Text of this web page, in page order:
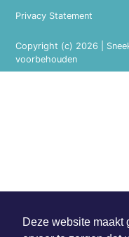
Deze website maakt
Copyright (c) 2026 |
voorbehouden
Privacy Statement